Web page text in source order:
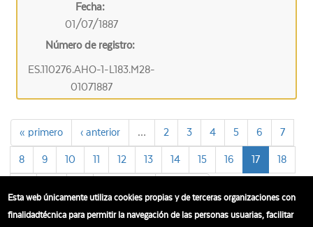
Fecha:
01/07/1887
Número de registro:
ES.110276.AHO-1-L183.M28-
01071887
« primero ‹ anterior … 2 3 4 5 6 7
8 9 10 11 12 13 14 15 16 17 18
Esta web únicamente utiliza cookies propias y de terceras organizaciones con
finalidadtécnica para permitir la navegación de las personas usuarias, facilitar